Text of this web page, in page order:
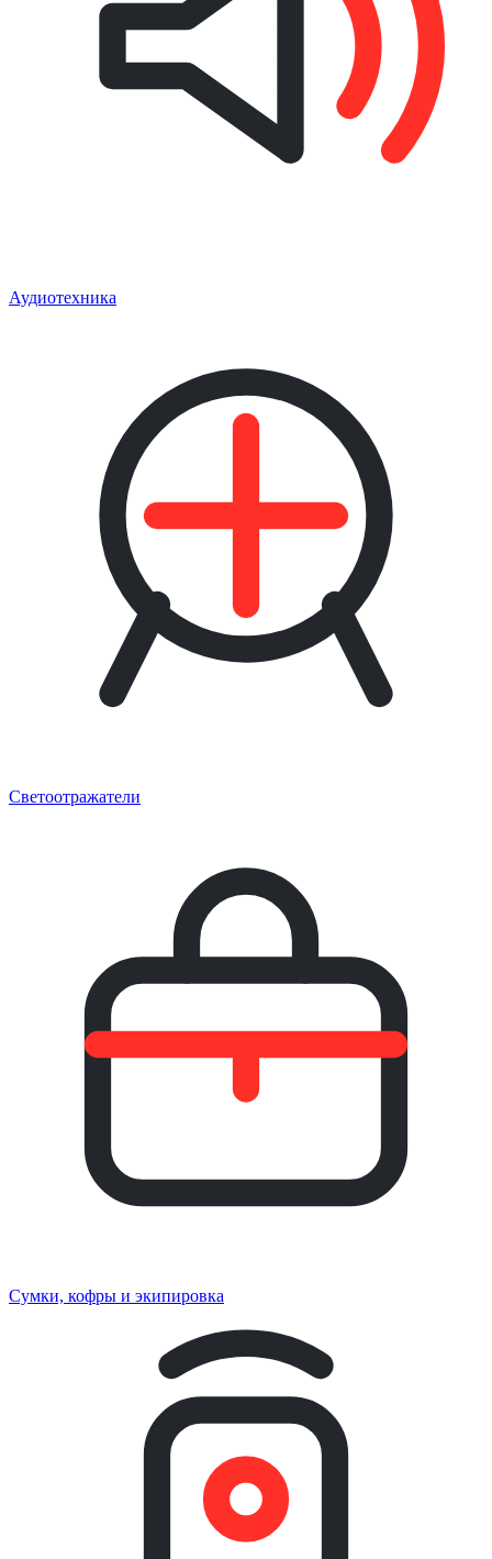
Аудиотехника
Светоотражатели
Сумки, кофры и экипировка